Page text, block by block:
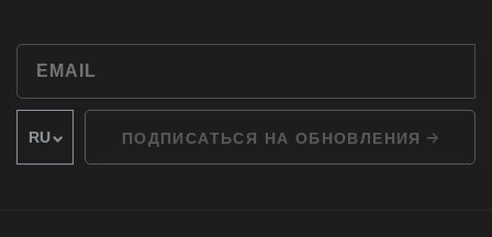
ПОДПИСАТЬСЯ НА ОБНОВЛЕНИЯ